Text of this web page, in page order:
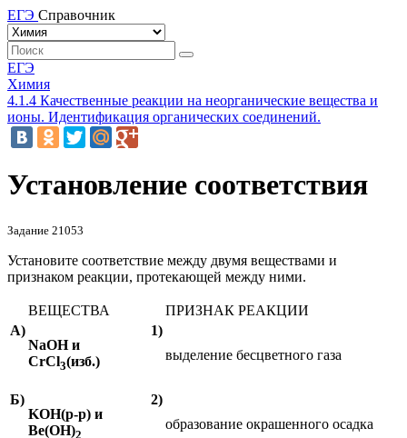
ЕГЭ Справочник
ЕГЭ
Химия
4.1.4 Качественные реакции на неорганические вещества и
ионы. Идентификация органических соединений.
Установление соответствия
Задание 21053
Установите соответствие между двумя веществами и
признаком реакции, протекающей между ними.
ВЕЩЕСТВА
ПРИЗНАК РЕАКЦИИ
А)
NaOHи
СrCl3(изб.)
1)
выделение бесцветного газа
Б)
KOH(р-р) и
Be(OH)2
2)
образование окрашенного осадка